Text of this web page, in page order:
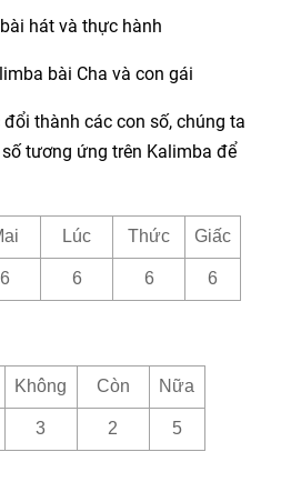
hát và thực hành
bài Cha và con gái
thành các con số, chúng ta
tương ứng trên Kalimba để
Lúc Thức Giấc
6 6 6 6
Không Còn Nữa
3 2 5